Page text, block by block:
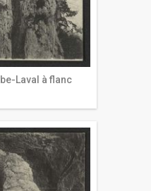
Laval à flanc